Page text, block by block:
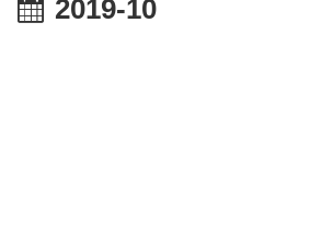
2019-10